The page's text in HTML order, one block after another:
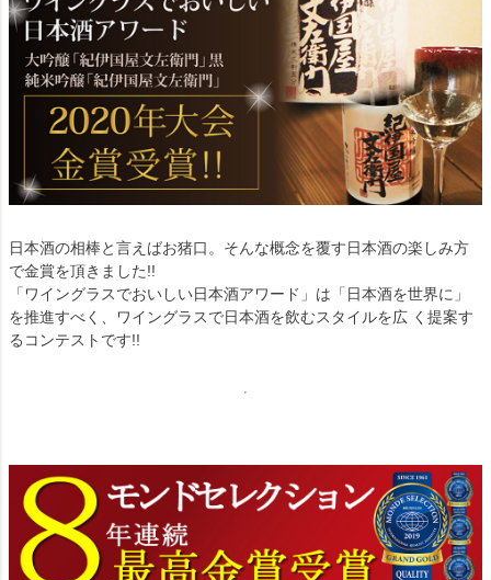
日本酒の相棒と言えばお猪口。そんな概念を覆す日本酒の楽しみ方
で金賞を頂きました!!
「ワイングラスでおいしい日本酒アワード」は「日本酒を世界に」
を推進すべく、ワイングラスで日本酒を飲むスタイルを広 く提案す
るコンテストです!!